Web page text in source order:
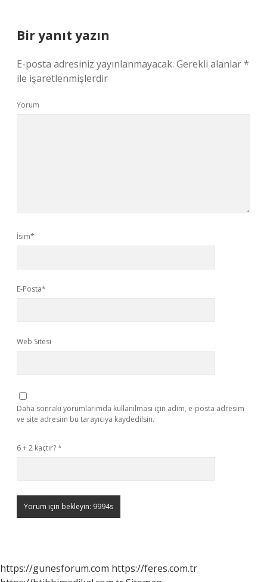
Bir yanıt yazın
E-posta adresiniz yayınlanmayacak. Gerekli alanlar*
ile işaretlenmişlerdir
Yorum
İsim*
E-Posta*
Web Sitesi
Daha sonraki yorumlarımda kullanılması için adım, e-posta adresim
ve site adresim bu tarayıcıya kaydedilsin.
6 + 2 kaçtır?*
https://gunesforum.com https://feres.com.tr